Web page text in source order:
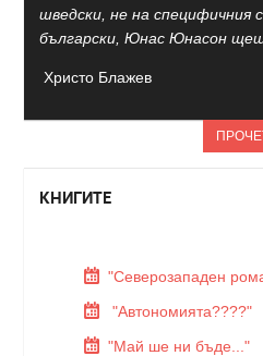
шведски, не на специфичния
български, Юнас Юнасон
Христо Блажев
КНИГИТЕ
"Северозападен
"Автономията????"
"Май ше ни бъде..."